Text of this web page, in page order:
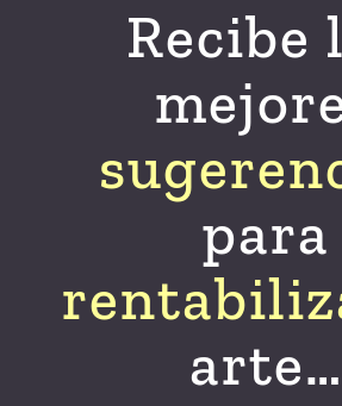
Recibe
para
arte…